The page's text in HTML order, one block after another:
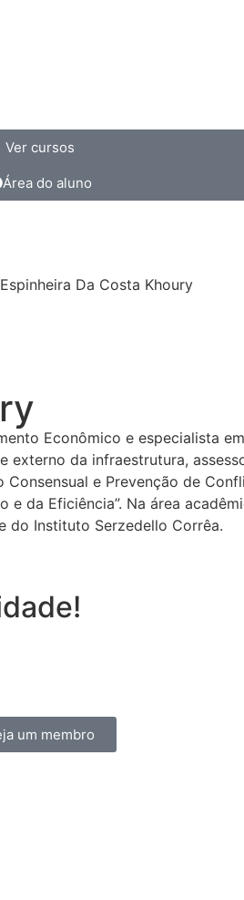
Ver cursos
Área do aluno
Da Costa Khoury
Econômico e especialista
da infraestrutura,
e Prevenção de
da Eficiência”. Na área
do Instituto Serzedello Corrêa.
um membro